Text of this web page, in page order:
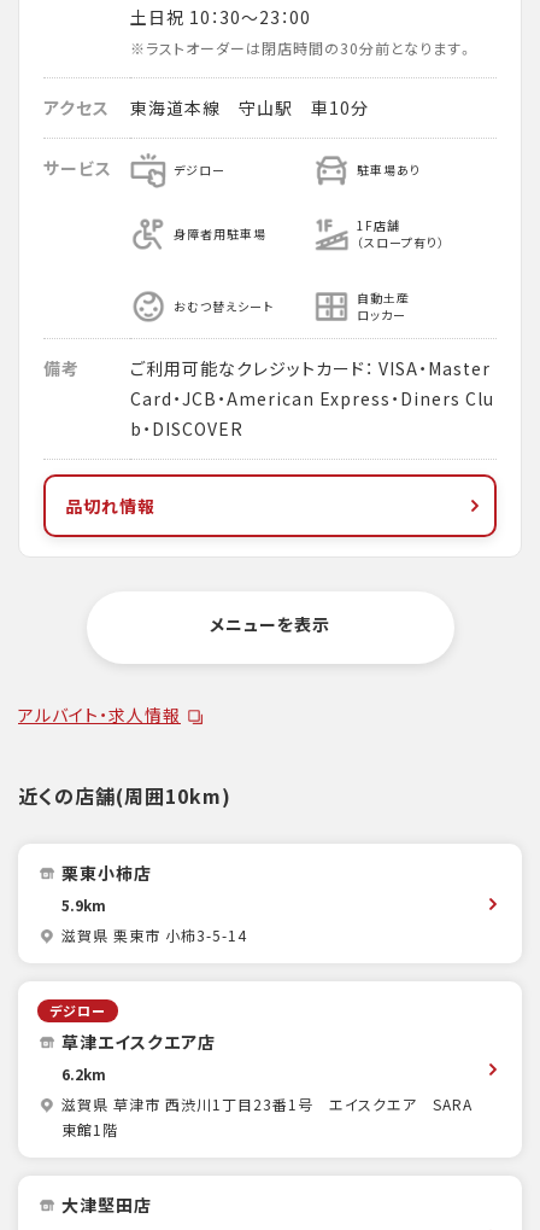
土日祝 10：30～23：00
※ラストオーダーは閉店時間の30分前となります。
アクセス 東海道本線 守山駅 車10分
サービス デジロー 駐車場あり
身障者用駐車場
1F店舗
（スロープ有り）
おむつ替えシート
自動土産
ロッカー
備考
ご利用可能なクレジットカード： VISA・Master
Card・JCB・American Express・Diners Clu
b・DISCOVER
品切れ情報
メニューを表示
アルバイト・求人情報
近くの店舗(周囲10km)
栗東小柿店
5.9km
滋賀県 栗東市 小柿3-5-14
デジロー
草津エイスクエア店
6.2km
滋賀県 草津市 西渋川1丁目23番1号 エイスクエア SARA
東館1階
大津堅田店